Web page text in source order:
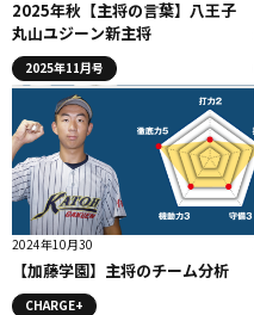
2025年秋【主将の言葉】八王子
丸山ユジーン新主将
2025年11月号
2024年10月30
【加藤学園】主将のチーム分析
CHARGE+